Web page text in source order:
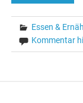
Essen &
Kommentar